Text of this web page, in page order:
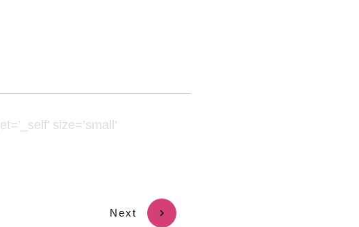
size=’small’
Next